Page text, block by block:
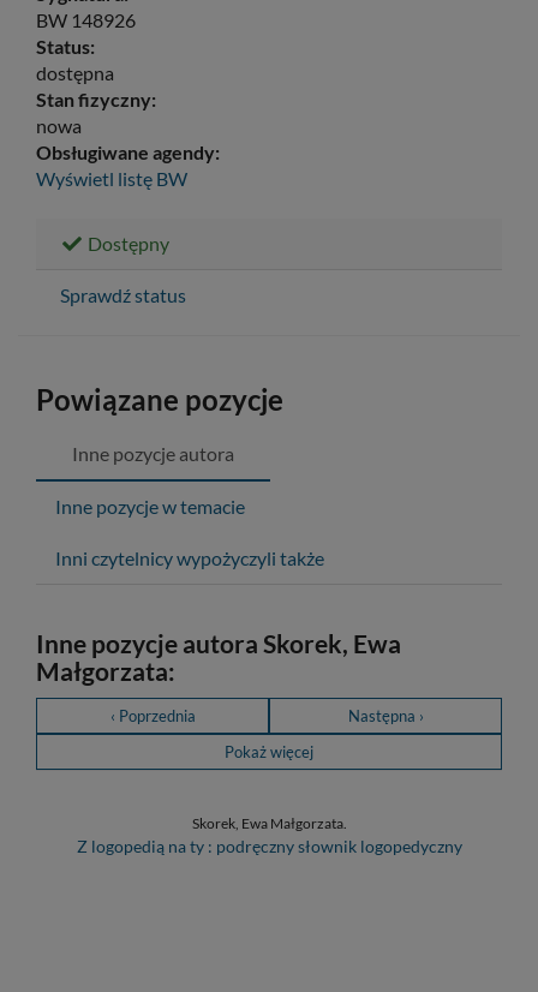
BW 148926
Status:
dostępna
Stan fizyczny:
nowa
Obsługiwane agendy:
Wyświetl listę BW
Dostępny
Sprawdź status
Powiązane pozycje
Inne pozycje autora
Inne pozycje w temacie
Inni czytelnicy wypożyczyli także
Inne pozycje autora Skorek, Ewa
Małgorzata:
‹ Poprzednia
Następna ›
Pokaż więcej
Skorek, Ewa Małgorzata.
Z logopedią na ty : podręczny słownik logopedyczny